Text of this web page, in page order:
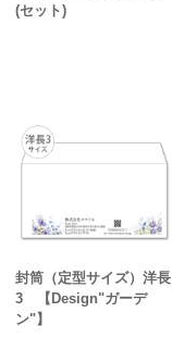
(セット)
封筒（定型サイズ）洋長
3 【Design"ガーデ
ン"】